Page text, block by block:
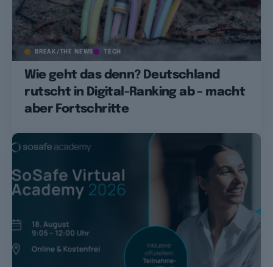
BREAK/THE NEWS TECH
Wie geht das denn? Deutschland
rutscht in Digital-Ranking ab – macht
aber Fortschritte